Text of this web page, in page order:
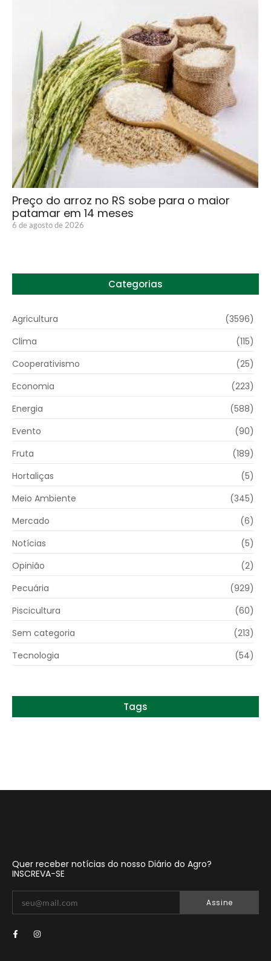
Preço do arroz no RS sobe para o maior
patamar em 14 meses
6 de agosto de 2026
Categorias
Agricultura
(3596)
Clima
(115)
Cooperativismo
(25)
Economia
(223)
Energia
(588)
Evento
(90)
Fruta
(189)
Hortaliças
(5)
Meio Ambiente
(345)
Mercado
(6)
Notícias
(5)
Opinião
(2)
Pecuária
(929)
Piscicultura
(60)
Sem categoria
(213)
Tecnologia
(54)
Tags
Quer receber notícias do nosso Diário do Agro?
INSCREVA-SE
Assine